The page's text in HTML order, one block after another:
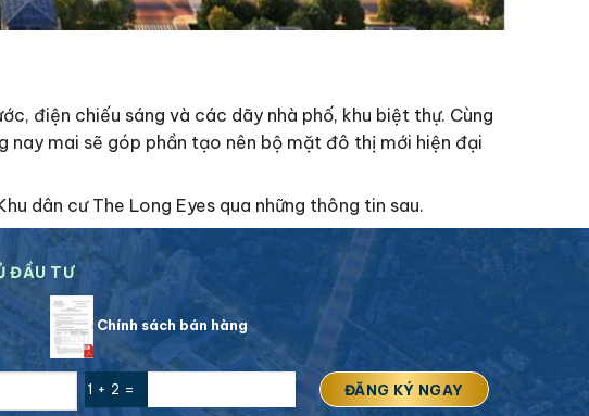
điện chiếu sáng và các dãy nhà phố, khu biệt thự. Cùng
nay mai sẽ góp phần tạo nên bộ mặt đô thị mới hiện đại
dân cư The Long Eyes qua những thông tin sau.
ĐẦU TƯ
Chính sách bán hàng
1 + 2 =